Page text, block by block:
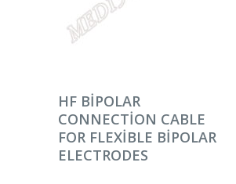
DEVAMINI OKU
HF BIPOLAR
CONNECTION CABLE
FOR FLEXIBLE BIPOLAR
ELECTRODES